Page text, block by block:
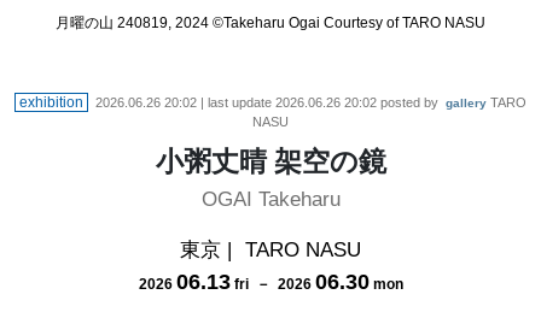
月曜の山 240819, 2024 ©︎Takeharu Ogai Courtesy of TARO NASU
exhibition 2026.06.26 20:02 | last update 2026.06.26 20:02 posted by gallery TARO
NASU
小粥丈晴 架空の鏡
OGAI Takeharu
東京 | TARO NASU
2026 06.13 fri－ 2026 06.30 mon